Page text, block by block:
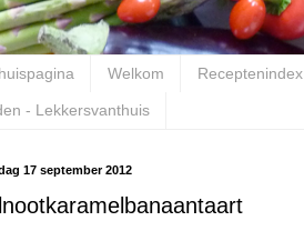
Welkom Receptenindex
- Lekkersvanthuis
17 september 2012